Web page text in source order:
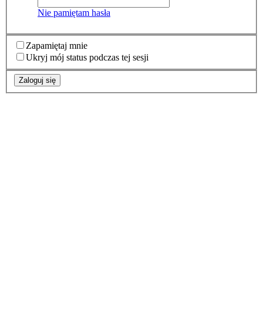
Nie pamiętam hasła
Zapamiętaj mnie
Ukryj mój status podczas tej sesji